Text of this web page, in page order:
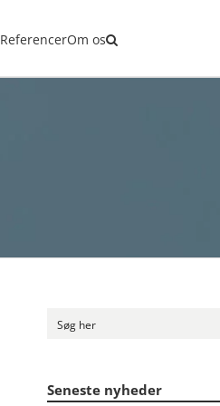
ReferencerOm os
Seneste nyheder